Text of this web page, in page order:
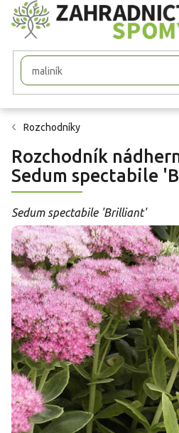
Přejít
na
obsah
Rozchodníky
Rozchodník
Sedum spectabile
Sedum spectabile 'Brilliant'